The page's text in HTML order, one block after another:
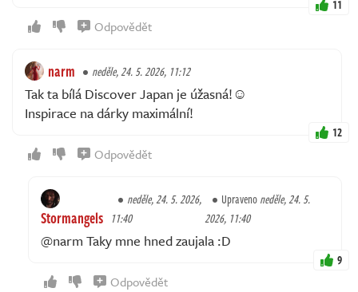
11
Odpovědět
narm neděle, 24. 5. 2026, 11:12
Tak ta bílá Discover Japan je úžasná!☺️
Inspirace na dárky maximální!
12
Odpovědět
Stormangels
neděle, 24. 5. 2026,
11:40
Upravenoneděle, 24. 5.
2026, 11:40
@narm Taky mne hned zaujala :D
9
Odpovědět